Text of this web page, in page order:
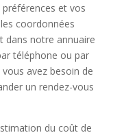
et vos
coordonnées
dans notre annuaire
téléphone ou par
avez besoin de
un rendez-vous
du coût de